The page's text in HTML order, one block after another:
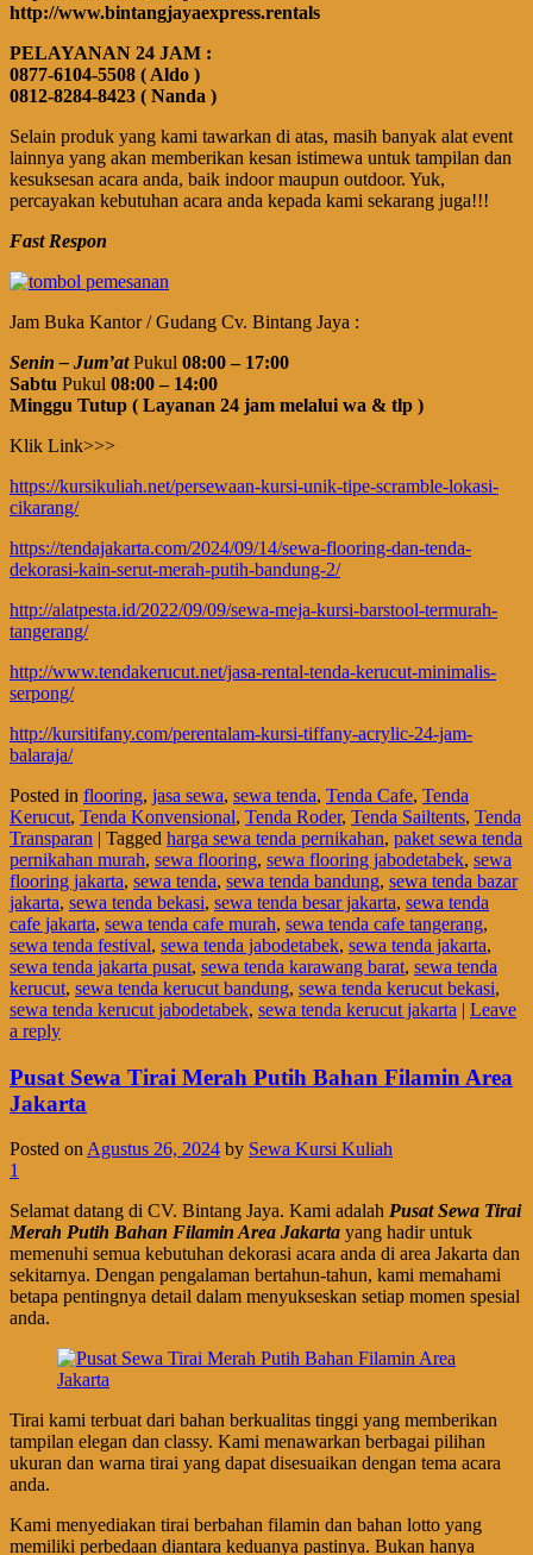
http://www.bintangjayaexpress.rentals
PELAYANAN 24 JAM :
0877-6104-5508 ( Aldo )
0812-8284-8423 ( Nanda )
Selain produk yang kami tawarkan di atas, masih banyak alat event
lainnya yang akan memberikan kesan istimewa untuk tampilan dan
kesuksesan acara anda, baik indoor maupun outdoor. Yuk,
percayakan kebutuhan acara anda kepada kami sekarang juga!!!
Fast Respon
Jam Buka Kantor / Gudang Cv. Bintang Jaya :
Senin – Jum’atPukul 08:00 – 17:00
Sabtu Pukul 08:00 – 14:00
Minggu Tutup ( Layanan 24 jam melalui wa & tlp )
Klik Link>>>
https://kursikuliah.net/persewaan-kursi-unik-tipe-scramble-lokasi-
cikarang/
https://tendajakarta.com/2024/09/14/sewa-flooring-dan-tenda-
dekorasi-kain-serut-merah-putih-bandung-2/
http://alatpesta.id/2022/09/09/sewa-meja-kursi-barstool-termurah-
tangerang/
http://www.tendakerucut.net/jasa-rental-tenda-kerucut-minimalis-
serpong/
http://kursitifany.com/perentalam-kursi-tiffany-acrylic-24-jam-
balaraja/
Posted in flooring, jasa sewa, sewa tenda, Tenda Cafe, Tenda
Kerucut, Tenda Konvensional, Tenda Roder, Tenda Sailtents, Tenda
Transparan | Tagged harga sewa tenda pernikahan, paket sewa tenda
pernikahan murah, sewa flooring, sewa flooring jabodetabek, sewa
flooring jakarta, sewa tenda, sewa tenda bandung, sewa tenda bazar
jakarta, sewa tenda bekasi, sewa tenda besar jakarta, sewa tenda
cafe jakarta, sewa tenda cafe murah, sewa tenda cafe tangerang,
sewa tenda festival, sewa tenda jabodetabek, sewa tenda jakarta,
sewa tenda jakarta pusat, sewa tenda karawang barat, sewa tenda
kerucut, sewa tenda kerucut bandung, sewa tenda kerucut bekasi,
sewa tenda kerucut jabodetabek, sewa tenda kerucut jakarta | Leave
a reply
Pusat Sewa Tirai Merah Putih Bahan Filamin Area
Jakarta
Posted on Agustus 26, 2024 by Sewa Kursi Kuliah
1
Selamat datang di CV. Bintang Jaya. Kami adalah Pusat Sewa Tirai
Merah Putih Bahan Filamin Area Jakarta yang hadir untuk
memenuhi semua kebutuhan dekorasi acara anda di area Jakarta dan
sekitarnya. Dengan pengalaman bertahun-tahun, kami memahami
betapa pentingnya detail dalam menyukseskan setiap momen spesial
anda.
Tirai kami terbuat dari bahan berkualitas tinggi yang memberikan
tampilan elegan dan classy. Kami menawarkan berbagai pilihan
ukuran dan warna tirai yang dapat disesuaikan dengan tema acara
anda.
Kami menyediakan tirai berbahan filamin dan bahan lotto yang
memiliki perbedaan diantara keduanya pastinya. Bukan hanya